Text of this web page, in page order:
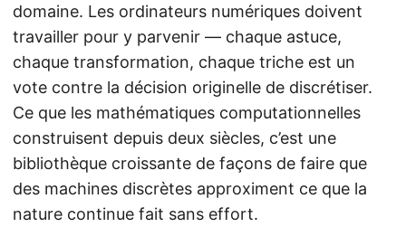
domaine. Les ordinateurs numériques doivent
travailler pour y parvenir — chaque astuce,
chaque transformation, chaque triche est un
vote contre la décision originelle de discrétiser.
Ce que les mathématiques computationnelles
construisent depuis deux siècles, c’est une
bibliothèque croissante de façons de faire que
des machines discrètes approximent ce que la
nature continue fait sans effort.